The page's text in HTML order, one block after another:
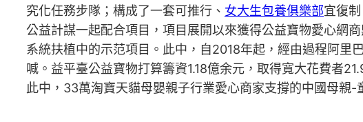
究化任務步隊；構成了一套可推行、 女大生包養俱樂部宜復
公益計謀一起配合項目，項目展開以來獲得公益寶物愛心網
系統扶植中的示范項目。此中，自2018年起，經由過程阿里
喊。益平臺公益寶物打算籌資1.18億余元，取得寬大花費者
此中，33萬淘寶天貓母嬰親子行業愛心商家支撐的中國母親